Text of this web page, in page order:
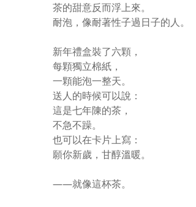
茶的甜意反而浮上來。
耐泡，像耐著性子過日子的人。
新年禮盒裝了六顆，
每顆獨立棉紙，
一顆能泡一整天。
送人的時候可以說：
這是七年陳的茶，
不急不躁。
也可以在卡片上寫：
願你新歲，甘醇溫暖。
——就像這杯茶。